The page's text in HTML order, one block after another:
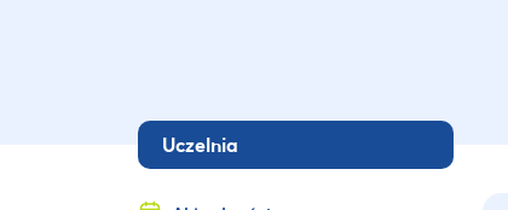
Uczelnia